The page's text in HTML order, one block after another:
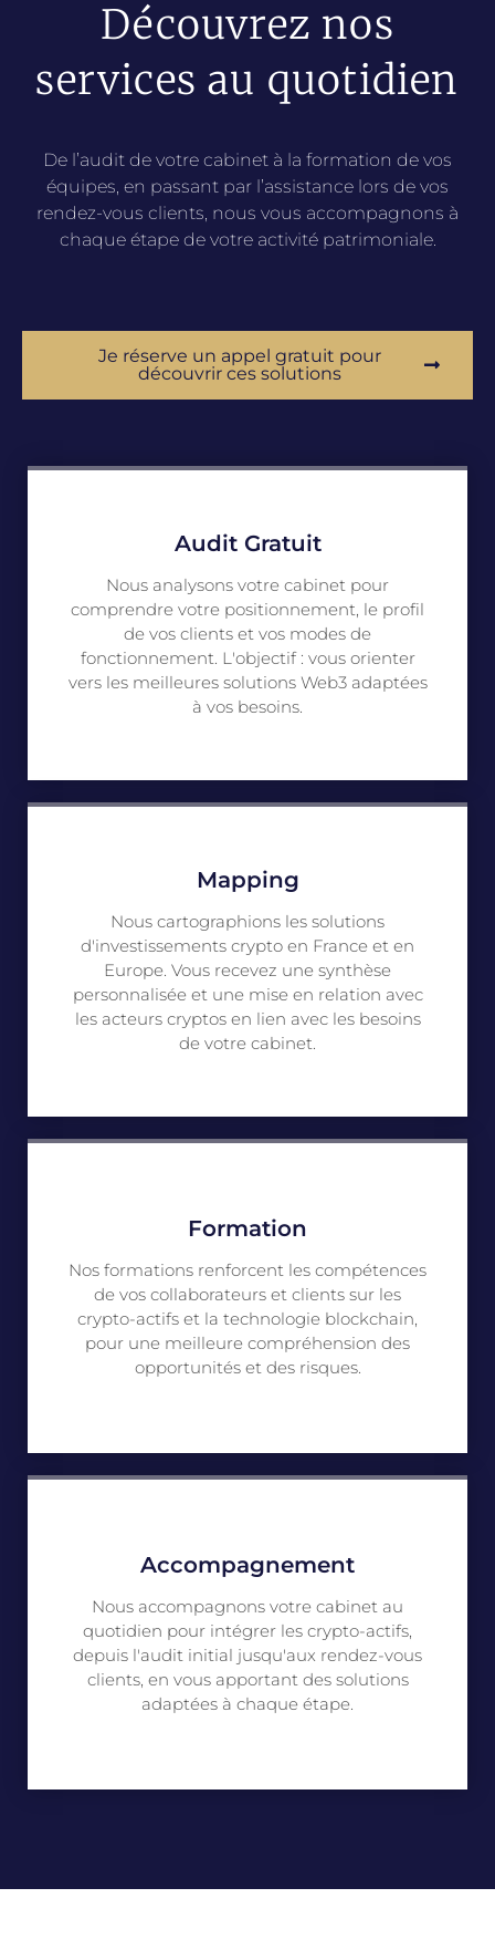
Découvrez nos
services au quotidien
De l’audit de votre cabinet à la formation de vos
équipes, en passant par l’assistance lors de vos
rendez-vous clients, nous vous accompagnons à
chaque étape de votre activité patrimoniale.
Je réserve un appel gratuit pour
découvrir ces solutions
Audit Gratuit
Nous analysons votre cabinet pour
comprendre votre positionnement, le profil
de vos clients et vos modes de
fonctionnement. L'objectif : vous orienter
vers les meilleures solutions Web3 adaptées
à vos besoins.
Mapping
Nous cartographions les solutions
d'investissements crypto en France et en
Europe. Vous recevez une synthèse
personnalisée et une mise en relation avec
les acteurs cryptos en lien avec les besoins
de votre cabinet.
Formation
Nos formations renforcent les compétences
de vos collaborateurs et clients sur les
crypto-actifs et la technologie blockchain,
pour une meilleure compréhension des
opportunités et des risques.
Accompagnement
Nous accompagnons votre cabinet au
quotidien pour intégrer les crypto-actifs,
depuis l'audit initial jusqu'aux rendez-vous
clients, en vous apportant des solutions
adaptées à chaque étape.